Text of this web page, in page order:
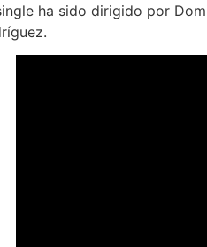
ha sido dirigido por